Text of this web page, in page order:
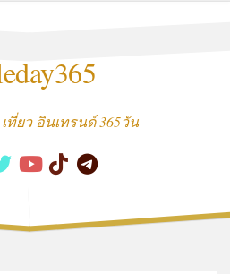
ที่ยว อินเทรนด์ 365วัน